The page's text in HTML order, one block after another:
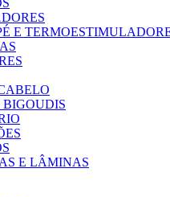
E
BIGOUDIS
E LÂMINAS